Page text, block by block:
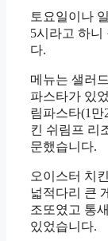
토요일이나
5시라고 하니
다.
메뉴는 샐러
파스타가 있
림파스타(1만
킨 쉬림프 리
문했습니다.
오이스터 치
넓적다리 큰
조또였고 통
있었습니다.